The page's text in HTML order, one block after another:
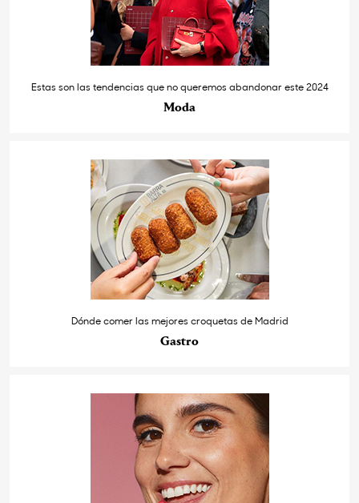
Estas son las tendencias que no queremos abandonar este 2024
Moda
Dónde comer las mejores croquetas de Madrid
Gastro